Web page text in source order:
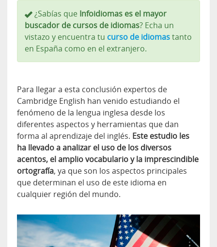
¿Sabías que Infoidiomas es el mayor
buscador de cursos de idiomas? Echa un
vistazo y encuentra tu curso de idiomastanto
en España como en el extranjero.
Para llegar a esta conclusión expertos de
Cambridge English han venido estudiando el
fenómeno de la lengua inglesa desde los
diferentes aspectos y herramientas que dan
forma al aprendizaje del inglés. Este estudio les
ha llevado a analizar el uso de los diversos
acentos, el amplio vocabulario y la imprescindible
ortografía, ya que son los aspectos principales
que determinan el uso de este idioma en
cualquier región del mundo.